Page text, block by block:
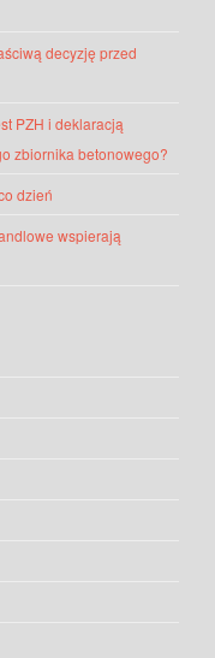
decyzję przed
PZH i deklaracją
zbiornika betonowego?
dzień
wspierają